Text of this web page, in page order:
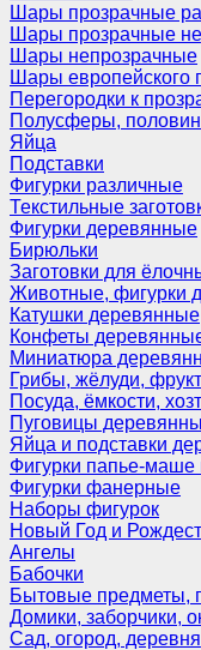
Шары прозрачные
Шары прозрачные
Шары непрозрачные
Шары европейского
Перегородки к
Полусферы,
Яйца
Подставки
Фигурки различные
Текстильные
Фигурки деревянные
Бирюльки
Заготовки для
Животные, фигурки
Катушки деревянные
Конфеты
Миниатюра
Грибы, жёлуди,
Посуда, ёмкости,
Пуговицы
Яйца и подставки
Фигурки папье-маше
Фигурки фанерные
Наборы фигурок
Новый Год и
Ангелы
Бабочки
Бытовые предметы,
Домики, заборчики,
Сад, огород, деревня